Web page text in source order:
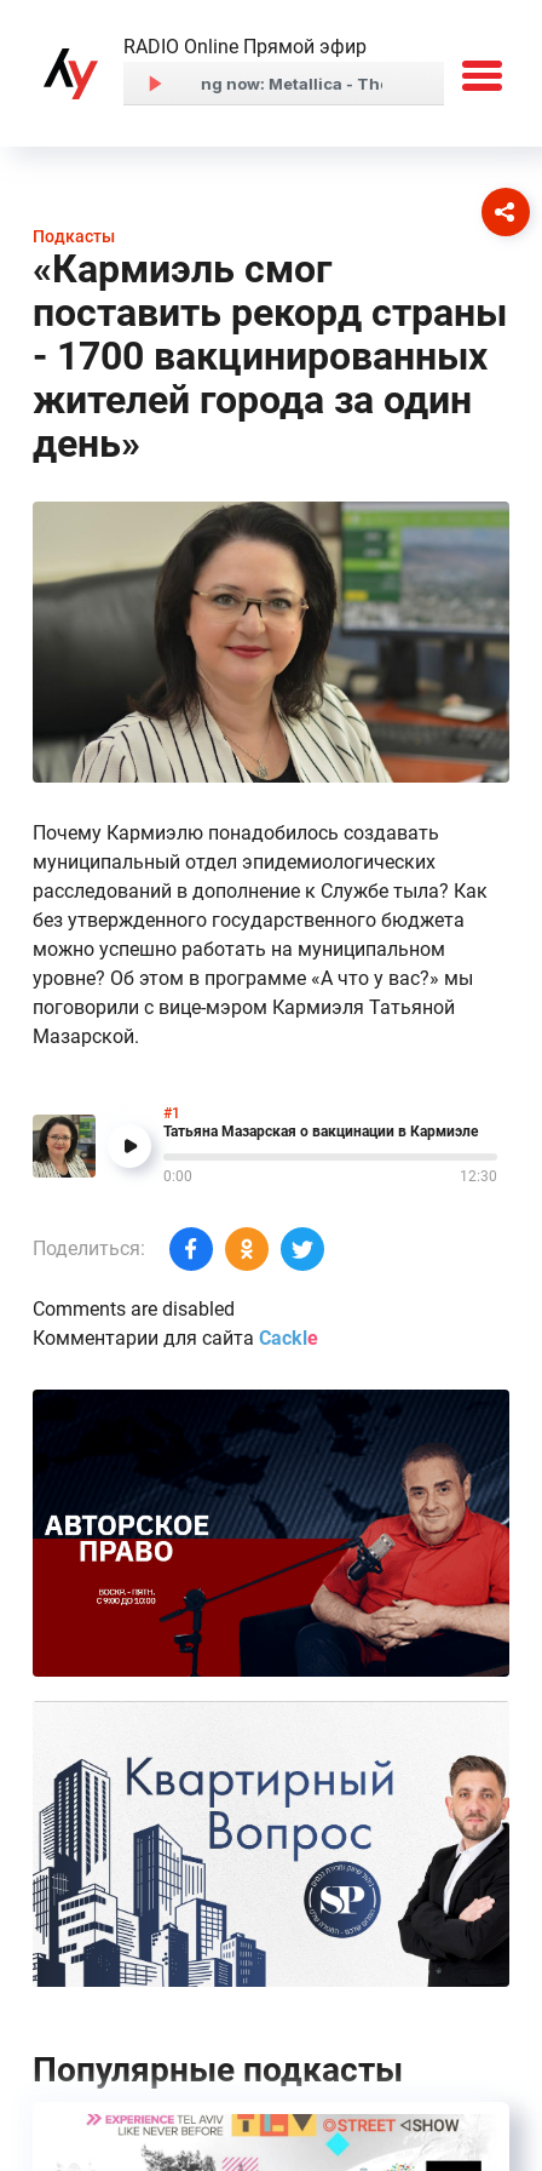
RADIO Online Прямой эфир
Подкасты
«Кармиэль смог
поставить рекорд страны
- 1700 вакцинированных
жителей города за один
день»
Почему Кармиэлю понадобилось создавать
муниципальный отдел эпидемиологических
расследований в дополнение к Службе тыла? Как
без утвержденного государственного бюджета
можно успешно работать на муниципальном
уровне? Об этом в программе «А что у вас?» мы
поговорили с вице-мэром Кармиэля Татьяной
Мазарской.
#1
Татьяна Мазарская о вакцинации в Кармиэле
0:00 12:30
Поделиться:
Comments are disabled
Комментарии для сайта Cackl e
Популярные подкасты